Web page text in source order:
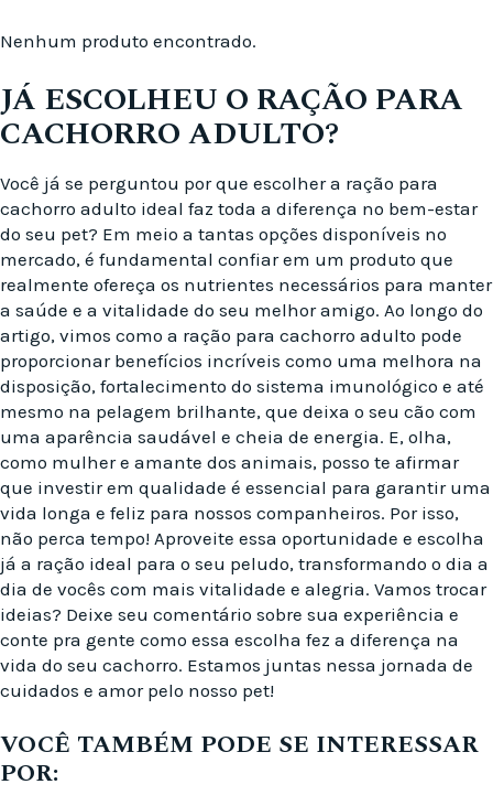
Nenhum produto encontrado.
JÁ ESCOLHEU O RAÇÃO PARA
CACHORRO ADULTO?
Você já se perguntou por que escolher a ração para
cachorro adulto ideal faz toda a diferença no bem-estar
do seu pet? Em meio a tantas opções disponíveis no
mercado, é fundamental confiar em um produto que
realmente ofereça os nutrientes necessários para manter
a saúde e a vitalidade do seu melhor amigo. Ao longo do
artigo, vimos como a ração para cachorro adulto pode
proporcionar benefícios incríveis como uma melhora na
disposição, fortalecimento do sistema imunológico e até
mesmo na pelagem brilhante, que deixa o seu cão com
uma aparência saudável e cheia de energia. E, olha,
como mulher e amante dos animais, posso te afirmar
que investir em qualidade é essencial para garantir uma
vida longa e feliz para nossos companheiros. Por isso,
não perca tempo! Aproveite essa oportunidade e escolha
já a ração ideal para o seu peludo, transformando o dia a
dia de vocês com mais vitalidade e alegria. Vamos trocar
ideias? Deixe seu comentário sobre sua experiência e
conte pra gente como essa escolha fez a diferença na
vida do seu cachorro. Estamos juntas nessa jornada de
cuidados e amor pelo nosso pet!
VOCÊ TAMBÉM PODE SE INTERESSAR
POR: